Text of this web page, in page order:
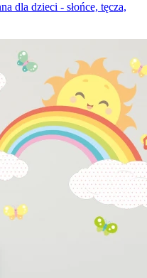
dla dzieci - słońce, tęcza,